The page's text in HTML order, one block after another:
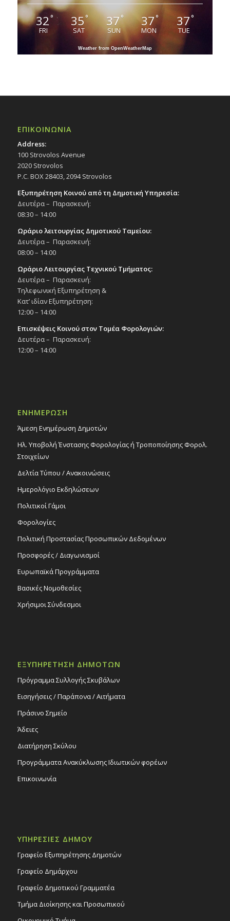
32°
FRI
35°
SAT
37°
SUN
37°
MON
37°
TUE
Weather from OpenWeatherMap
ΕΠΙΚΟΙΝΩΝΙΑ
Address:
100 Strovolos Avenue
2020 Strovolos
P.C. BOX 28403, 2094 Strovolos
Εξυπηρέτηση Κοινού από τη Δημοτική Υπηρεσία:
Δευτέρα – Παρασκευή:
08:30 – 14:00
Ωράριο λειτουργίας Δημοτικού Ταμείου:
Δευτέρα – Παρασκευή:
08:00 – 14:00
Ωράριο Λειτουργίας Τεχνικού Τμήματος:
Δευτέρα – Παρασκευή:
Τηλεφωνική Εξυπηρέτηση &
Κατ’ ιδίαν Εξυπηρέτηση:
12:00 – 14:00
Επισκέψεις Κοινού στον Τομέα Φορολογιών:
Δευτέρα – Παρασκευή:
12:00 – 14:00
ΕΝΗΜΕΡΩΣΗ
Άμεση Ενημέρωση Δημοτών
Ηλ. Υποβολή Ένστασης Φορολογίας ή Τροποποίησης Φορολ.
Στοιχείων
Δελτία Τύπου / Ανακοινώσεις
Ημερολόγιο Εκδηλώσεων
Πολιτικοί Γάμοι
Φορολογίες
Πολιτική Προστασίας Προσωπικών Δεδομένων
Προσφορές / Διαγωνισμοί
Ευρωπαϊκά Προγράμματα
Βασικές Νομοθεσίες
Χρήσιμοι Σύνδεσμοι
ΕΞΥΠΗΡΕΤΗΣΗ ΔΗΜΟΤΩΝ
Πρόγραμμα Συλλογής Σκυβάλων
Εισηγήσεις / Παράπονα / Αιτήματα
Πράσινο Σημείο
Άδειες
Διατήρηση Σκύλου
Προγράμματα Ανακύκλωσης Ιδιωτικών φορέων
Επικοινωνία
ΥΠΗΡΕΣΙΕΣ ΔΗΜΟΥ
Γραφείο Εξυπηρέτησης Δημοτών
Γραφείο Δημάρχου
Γραφείο Δημοτικού Γραμματέα
Τμήμα Διοίκησης και Προσωπικού